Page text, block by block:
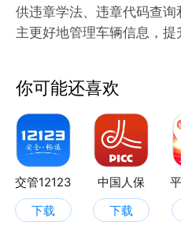
供违章学法、违章代码查
主更好地管理车辆信息，提
1.违章学法
123违法查询提供违章学
练习和错题复习。用户可
程，通过顺序练习系统学习
固知识，提升对交通法规
你可能还喜欢
交管12123
下载
中国人保
下载